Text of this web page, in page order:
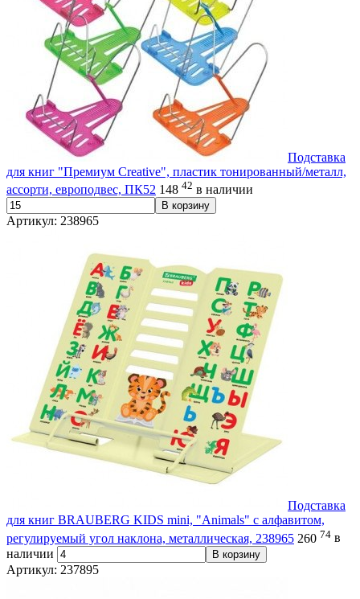
Подставка
для книг "Премиум Creative", пластик тонированный/металл,
ассорти, европодвес, ПК52 148 42 в наличии
В корзину
Артикул: 238965
Подставка
для книг BRAUBERG KIDS mini, "Animals" с алфавитом,
регулируемый угол наклона, металлическая, 238965 260 74 в
наличии
В корзину
Артикул: 237895